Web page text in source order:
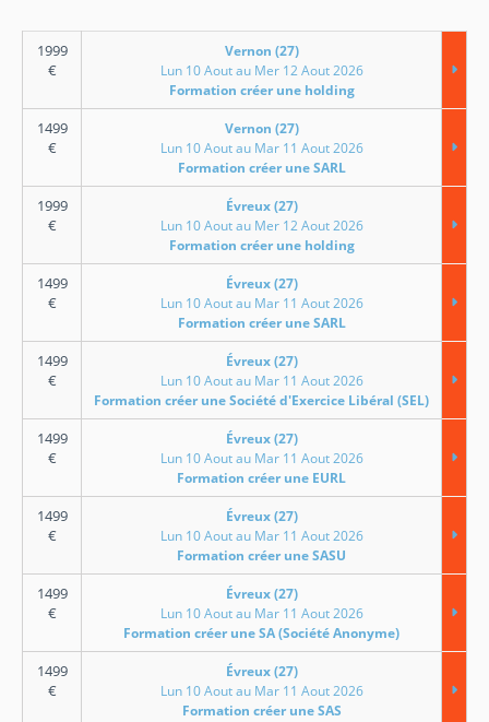
1999
€
Vernon (27)
Lun 10 Aout au Mer 12 Aout 2026
Formation créer une holding
1499
€
Vernon (27)
Lun 10 Aout au Mar 11 Aout 2026
Formation créer une SARL
1999
€
Évreux (27)
Lun 10 Aout au Mer 12 Aout 2026
Formation créer une holding
1499
€
Évreux (27)
Lun 10 Aout au Mar 11 Aout 2026
Formation créer une SARL
1499
€
Évreux (27)
Lun 10 Aout au Mar 11 Aout 2026
Formation créer une Société d'Exercice Libéral (SEL)
1499
€
Évreux (27)
Lun 10 Aout au Mar 11 Aout 2026
Formation créer une EURL
1499
€
Évreux (27)
Lun 10 Aout au Mar 11 Aout 2026
Formation créer une SASU
1499
€
Évreux (27)
Lun 10 Aout au Mar 11 Aout 2026
Formation créer une SA (Société Anonyme)
1499
€
Évreux (27)
Lun 10 Aout au Mar 11 Aout 2026
Formation créer une SAS